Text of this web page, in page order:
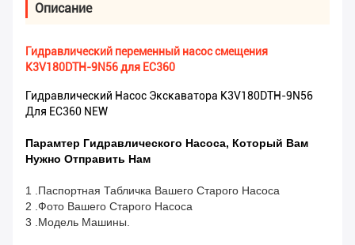
Описание
Гидравлический переменный насос смещения
K3V180DTH-9N56 для EC360
Гидравлический Насос Экскаватора K3V180DTH-9N56
Для EC360 NEW
Парамтер Гидравлического Насоса, Который Вам
Нужно Отправить Нам
1 .Паспортная Табличка Вашего Старого Насоса
2 .Фото Вашего Старого Насоса
3 .Модель Машины.